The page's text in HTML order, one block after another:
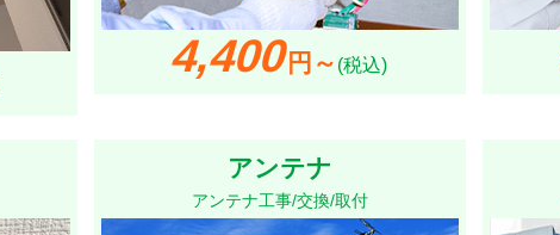
4,400円～ (税込)
アンテナ
アンテナ工事/交換/取付